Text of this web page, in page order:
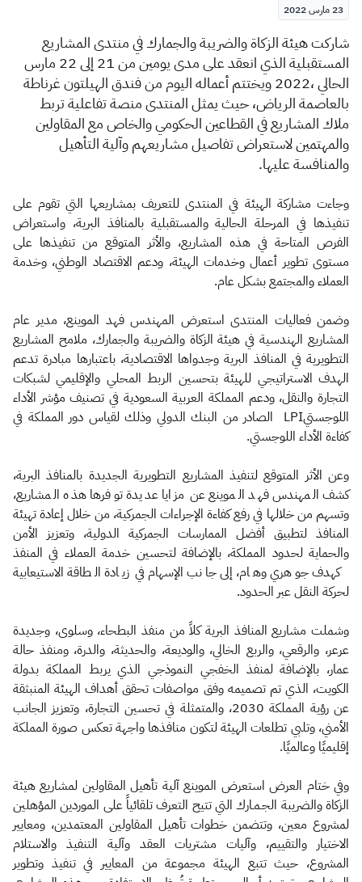
23 مارس 2022
​شاركت هيئة الزكاة والضريبة والجمارك في منتدى المشاريع
المستقبلية الذي انعقد على مدى يومين من 21 إلى 22 مارس
الحالي ،2022 ويختتم أعماله اليوم من فندق الهيلتون غرناطة
بالعاصمة الرياض، حيث يمثل المنتدى منصة تفاعلية تربط
ملاك المشاريع في القطاعين الحكومي والخاص مع المقاولين
والمهتمين لاستعراض تفاصيل مشاريعهم وآلية التأهيل
والمنافسة عليها.
وجاءت مشاركة الهيئة في المنتدى للتعريف بمشاريعها التي تقوم على
تنفيذها في المرحلة الحالية والمستقبلية بالمنافذ البرية، واستعراض
الفرص المتاحة في هذه المشاريع، والأثر المتوقع من تنفيذها على
مستوى تطوير أعمال وخدمات الهيئة، ودعم الاقتصاد الوطني، وخدمة
العملاء والمجتمع بشكل عام.
وضمن فعاليات المنتدى استعرض المهندس فهد الموينع، مدير عام
المشاريع الهندسية في هيئة الزكاة والضريبة والجمارك، ملامح المشاريع
التطويرية في المنافذ البرية وجدواها الاقتصادية، باعتبارها مبادرة تدعم
الهدف الاستراتيجي للهيئة بتحسين الربط المحلي والإقليمي لشبكات
التجارة والنقل، ودعم المملكة العربية السعودية في تصنيف مؤشر الأداء
اللوجستيLPI الصادر من البنك الدولي وذلك لقياس دور المملكة في
كفاءة الأداء اللوجستي.
وعن الأثر المتوقع لتنفيذ المشاريع التطويرية الجديدة بالمنافذ البرية،
كشف المهندس فهد الموينع عن مزايا عديدة توفرها هذه المشاريع،
وتسهم من خلالها في رفع كفاءة الإجراءات الجمركية، من خلال إعادة تهيئة
المنافذ لتطبيق أفضل الممارسات الجمركية الدولية، وتعزيز الأمن
والحماية لحدود المملكة، بالإضافة لتحسين خدمة العملاء في المنفذ
كهدف جوهري وهام، إلى جانب الإسهام في زيادة الطاقة الاستيعابية
لحركة النقل عبر الحدود.
وشملت مشاريع المنافذ البرية كلاً من منفذ البطحاء، وسلوى، وجديدة
عرعر، والرقعي، والربع الخالي، والوديعة، والحديثة، والدرة، ومنفذ حالة
عمار، بالإضافة لمنفذ الخفجي النموذجي الذي يربط المملكة بدولة
الكويت، الذي تم تصميمه وفق مواصفات تحقق أهداف الهيئة المنبثقة
عن رؤية المملكة 2030، والمتمثلة في تحسين التجارة، وتعزيز الجانب
الأمني، وتلبي تطلعات الهيئة لتكون منافذها واجهة تعكس صورة المملكة
إقليميًا وعالميًا.
وفي ختام العرض استعرض الموينع آلية تأهيل المقاولين لمشاريع هيئة
الزكاة والضريبة الجـمـارك التي تتيح التعرف تلقائياً على الموردين المؤهلين
لمشروع معين، وتتضمن خطوات تأهيل المقاولين المعتمدين، ومعايير
الاختيار والتقييم، وآليات مشتريات العقد وآلية التنفيذ والاستلام
المشروع، حيث تتبع الهيئة مجموعة من المعايير في تنفيذ وتطوير